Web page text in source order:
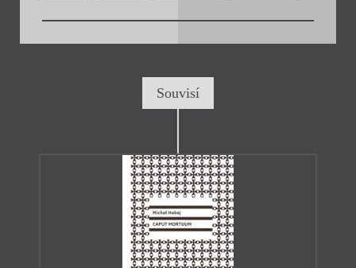
Souvisí